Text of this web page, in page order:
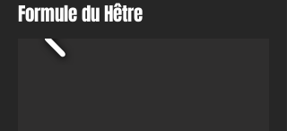
Formule du Hêtre